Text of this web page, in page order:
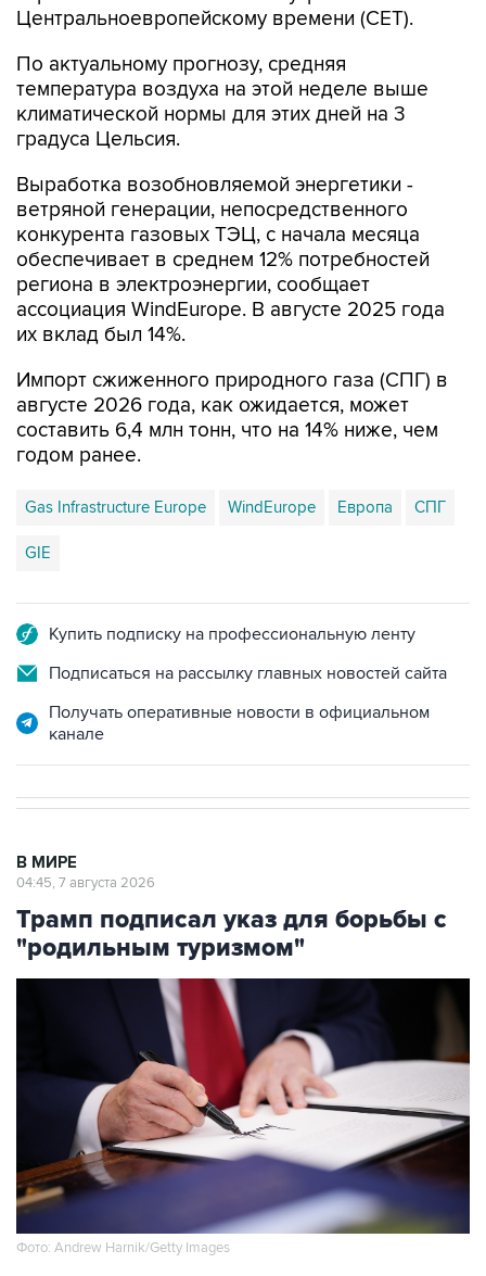
Центральноевропейскому времени (CET).
По актуальному прогнозу, средняя
температура воздуха на этой неделе выше
климатической нормы для этих дней на 3
градуса Цельсия.
Выработка возобновляемой энергетики -
ветряной генерации, непосредственного
конкурента газовых ТЭЦ, с начала месяца
обеспечивает в среднем 12% потребностей
региона в электроэнергии, сообщает
ассоциация WindEurope. В августе 2025 года
их вклад был 14%.
Импорт сжиженного природного газа (СПГ) в
августе 2026 года, как ожидается, может
составить 6,4 млн тонн, что на 14% ниже, чем
годом ранее.
Gas Infrastructure Europe WindEurope Европа СПГ
GIE
Купить подписку на профессиональную ленту
Подписаться на рассылку главных новостей сайта
Получать оперативные новости в официальном
канале
В МИРЕ
04:45, 7 августа 2026
Трамп подписал указ для борьбы с
"родильным туризмом"
Фото: Andrew Harnik/Getty Images